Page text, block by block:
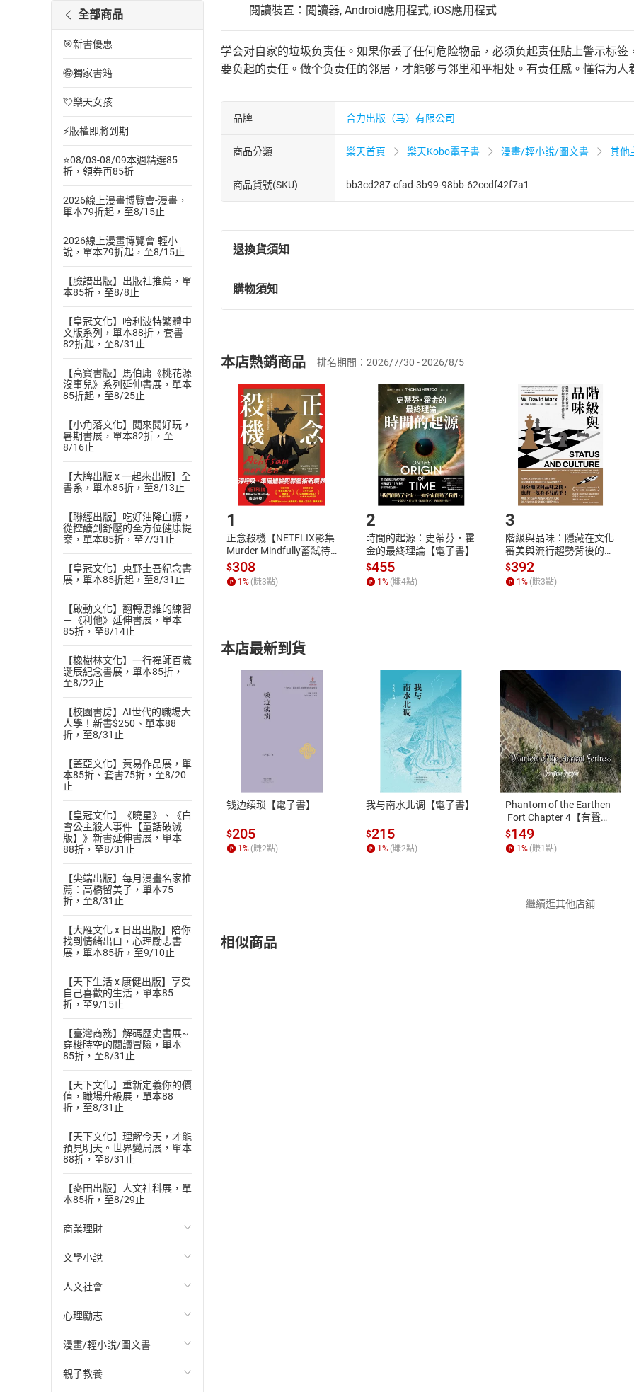
全部商品
🎯新書優惠
🉐獨家書籍
💘樂天女孩
⚡版權即將到期
⭐08/03-08/09本週精選85
折，領券再85折
2026線上漫畫博覽會-漫畫，
單本79折起，至8/15止
2026線上漫畫博覽會-輕小
說，單本79折起，至8/15止
【臉譜出版】出版社推薦，單
本85折，至8/8止
【皇冠文化】哈利波特繁體中
文版系列，單本88折，套書
82折起，至8/31止
【高寶書版】馬伯庸《桃花源
沒事兒》系列延伸書展，單本
85折起，至8/25止
【小角落文化】閱來閱好玩，
暑期書展，單本82折，至
8/16止
【大牌出版 x 一起來出版】全
書系，單本85折，至8/13止
【聯經出版】吃好油降血糖，
從控醣到舒壓的全方位健康提
案，單本85折，至7/31止
【皇冠文化】東野圭吾紀念書
展，單本85折起，至8/31止
【啟動文化】翻轉思維的練習
－《利他》延伸書展，單本
85折，至8/14止
【橡樹林文化】一行禪師百歲
誕辰紀念書展，單本85折，
至8/22止
【校園書房】AI世代的職場大
人學！新書$250、單本88
折，至8/31止
【蓋亞文化】黃易作品展，單
本85折、套書75折，至8/20
止
【皇冠文化】《曉星》、《白
雪公主殺人事件【童話破滅
版】》新書延伸書展，單本
88折，至8/31止
【尖端出版】每月漫畫名家推
薦：高橋留美子，單本75
折，至8/31止
【大雁文化 x 日出出版】陪你
找到情緒出口，心理勵志書
展，單本85折，至9/10止
【天下生活 x 康健出版】享受
自己喜歡的生活，單本85
折，至9/15止
【臺灣商務】解碼歷史書展~
穿梭時空的閱讀冒險，單本
85折，至8/31止
【天下文化】重新定義你的價
值，職場升級展，單本88
折，至8/31止
【天下文化】理解今天，才能
預見明天。世界變局展，單本
88折，至8/31止
【麥田出版】人文社科展，單
本85折，至8/29止
商業理財
投資理財
經濟/趨勢
財務/金融
管理/領導
職場工作術
文學小說
歐美文學
日本文學
韓國文學
華文文學
人文社會
國際關係
政治
社會科學
心理勵志
心靈成長/情緒
人際關係
漫畫/輕小說/圖文書
輕小說
親子教養
閱讀裝置：閱讀器, Android應用程式, iOS應用程式
学会对自家的垃圾负责任。如果你丢了任何危险物品，必须负起责任贴上警示标
要负起的责任。做个负责任的邻居，才能够与邻里和平相处。有责任感。懂得为
品牌 合力出版（马）有限公司
商品分類 樂天首頁 樂天Kobo電子書 漫畫/輕小說/圖文書 其他
商品貨號(SKU) bb3cd287-cfad-3b99-98bb-62ccdf42f7a1
退換貨須知
退換貨規定：
(一)依消費者保護法第19條第1項後段暨通訊交易解除權合理例外情事適用
(二)消費者訂購本店鋪之商品即代表知悉本店鋪所銷售之商品為電子書，
且已下載/存取電子書，不得請求退貨退款。
退貨方式：您欲取消訂單或辦理退貨時，請登入樂天市場，並於「我的訂單
貨」，本店鋪將依您的申請進行審核，待審核通過後將為您辦理退款事宜。
請注意，樂天市場須以整筆訂單為單位進行取消/退貨，恕無法以單支商品取
購物須知
挑選商品
Choose
放入購物車
Shopping cart
登入帳號
Login
購書後，如何開始使用？
Step1.選擇閱讀載具 Step2.登入
付款方式
ATM轉帳、信用卡、LINE PAY、AFTEE
退換貨規範
本店是否提供消費者保護法七日猶
之權利，遽消費者保護法及通訊交
除權合理例外情事適用準則，依商
質各有不同規定。詳細退換貨說明
照各商品說明。
本店熱銷商品 排名期間：2026/7/30 - 2026/8/5
1
正念殺機【NETFLIX影集
Murder Mindfully蓄弒待
發】【電子書】
$308
1 % (賺3點)
2
時間的起源：史蒂芬．霍
金的最終理論【電子書】
$455
1 % (賺4點)
3
階級與品味：隱藏在文化
審美與流行趨勢背後的地
位渴望【電子書】
$392
1 % (賺3點)
本店最新到貨
钱边续琐【電子書】
$205
1 % (賺2點)
我与南水北调【電子書】
$215
1 % (賺2點)
Phantom of the Earthen
Fort Chapter 4【有聲
書】
$149
1 % (賺1 點)
繼續逛其他店舖
相似商品